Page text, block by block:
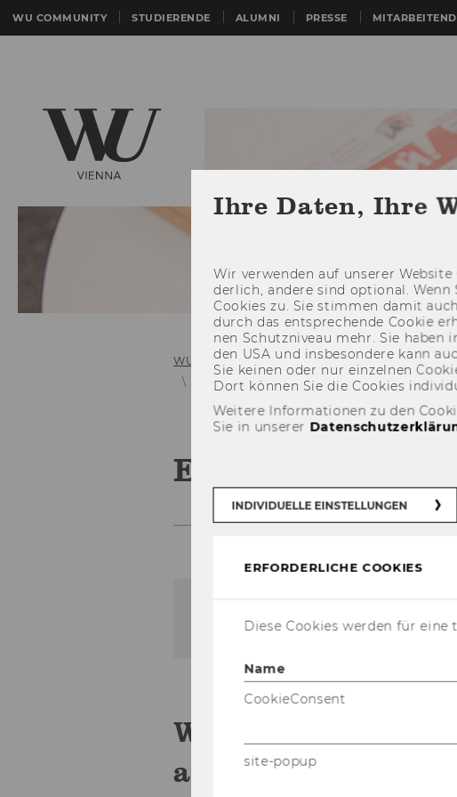
WU COMMUNITY STUDIERENDE ALUMNI PRESSE
WU (Wirtschaftsuniversität Wien) Presse
ERC Grant
ERC Grant
Der Inhalt dieser Seite ist
WU researcher
awarded a new
Ihre Daten, Ihre
Wir ver­wen­den auf un­se­rer
der­lich, an­de­re sind op­tio­nal.
Coo­kies zu. Sie stim­men damit
durch das ent­spre­chen­de Coo­kie
nen Schutz­ni­veau mehr. Sie
den USA und ins­be­son­de­re kann
Sie kei­nen oder nur ein­zel­nen
Dort kön­nen Sie die Coo­kies
Weitere Informationen zu den
Sie in unserer
INDIVIDUELLE EINSTELLUNGEN
ERFORDERLICHE COOKIES
Diese Cookies werden für
Name
CookieConsent
site-popup